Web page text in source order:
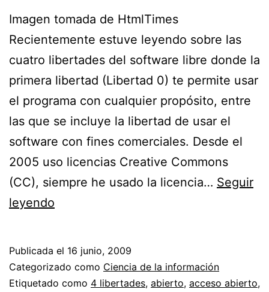
Imagen tomada de HtmlTimes
Recientemente estuve leyendo sobre las
cuatro libertades del software libre donde la
primera libertad (Libertad 0) te permite usar
el programa con cualquier propósito, entre
las que se incluye la libertad de usar el
software con fines comerciales. Desde el
2005 uso licencias Creative Commons
(CC), siempre he usado la licencia… Seguir
leyendo
Comercial»
y
Publicada el 16 junio, 2009
Categorizado como Ciencia de la información
Etiquetado como 4 libertades, abierto, acceso abierto,